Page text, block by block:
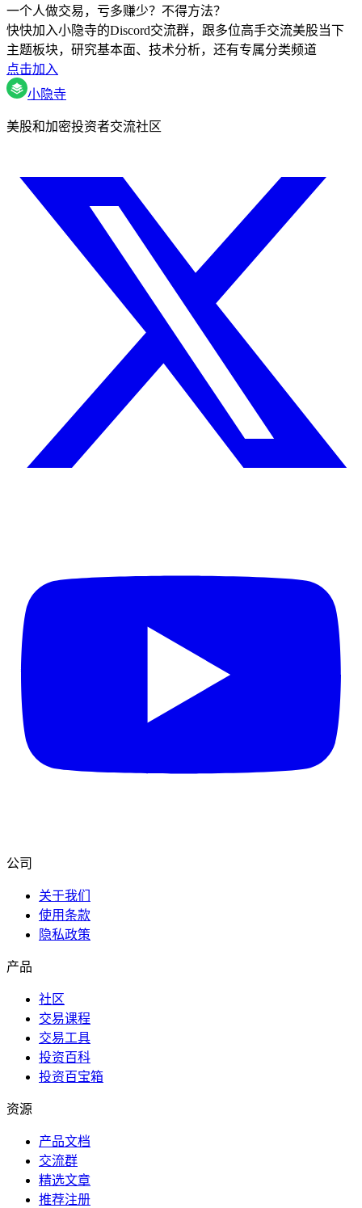
一个人做交易，亏多赚少？不得方法？
快快加入小隐寺的Discord交流群，跟多位高手交流美股当下
主题板块，研究基本面、技术分析，还有专属分类频道
点击加入
小隐寺
美股和加密投资者交流社区
公司
关于我们
使用条款
隐私政策
产品
社区
交易课程
交易工具
投资百科
投资百宝箱
资源
产品文档
交流群
精选文章
推荐注册